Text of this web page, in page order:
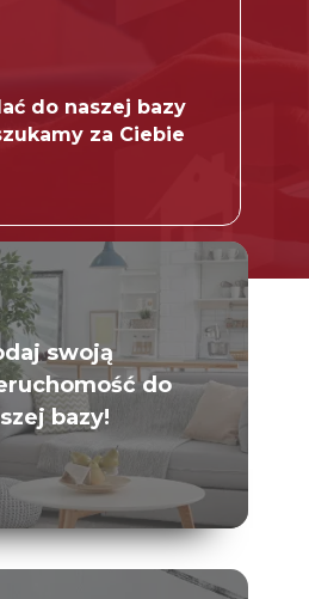
do naszej bazy
za Ciebie
swoją
do
bazy!